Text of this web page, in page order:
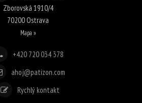
Zborovská 1910/4
70200Ostrava
Mapa »
+420 720 034 378
ahoj@patizon.com
Rychlý kontakt